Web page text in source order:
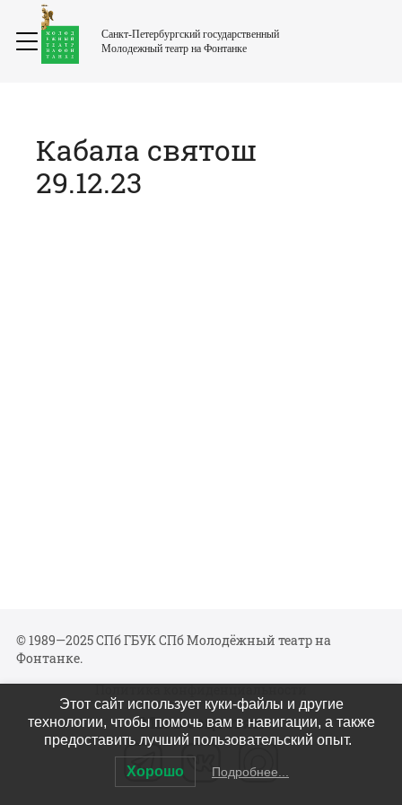
Санкт-Петербургский государственный
Молодежный театр на Фонтанке
Кабала святош
29.12.23
© 1989—2025 СПб ГБУК СПб Молодёжный театр на
Фонтанке.
Политика конфиденциальности
Мы в соцсетях
Этот сайт использует куки-файлы и другие
технологии, чтобы помочь вам в навигации, а также
предоставить лучший пользовательский опыт.
Хорошо Подробнее...